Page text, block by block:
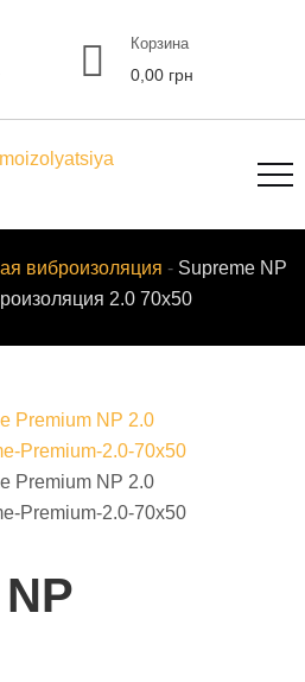
Корзина
0,00 грн
виброизоляция - Supreme NP
2.0 70х50